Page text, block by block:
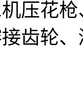
压花
齿轮